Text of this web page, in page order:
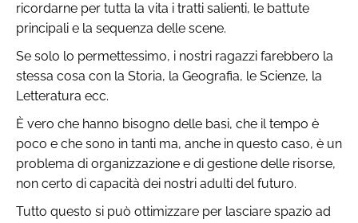
ricordarne per tutta la vita i tratti salienti, le battute
principali e la sequenza delle scene.
Se solo lo permettessimo, i nostri ragazzi farebbero la
stessa cosa con la Storia, la Geografia, le Scienze, la
Letteratura ecc.
È vero che hanno bisogno delle basi, che il tempo è
poco e che sono in tanti ma, anche in questo caso, è un
problema di organizzazione e di gestione delle risorse,
non certo di capacità dei nostri adulti del futuro.
Tutto questo si può ottimizzare per lasciare spazio ad